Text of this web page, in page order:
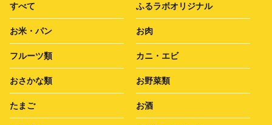
すべて ふるラボオリジナル
お米・パン お肉
フルーツ類 カニ・エビ
おさかな類 お野菜類
たまご お酒